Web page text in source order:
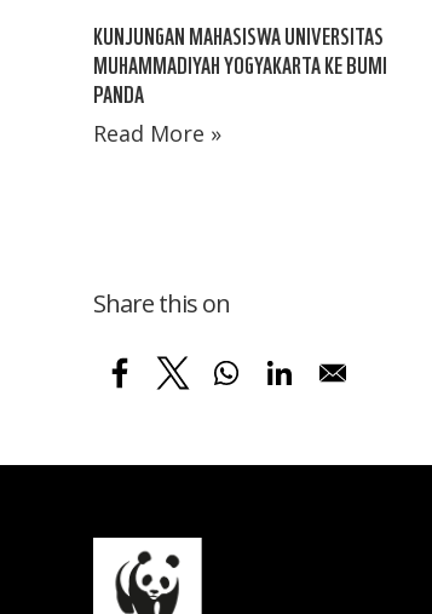
KUNJUNGAN MAHASISWA UNIVERSITAS
MUHAMMADIYAH YOGYAKARTA KE BUMI
PANDA
Read More »
Share this on